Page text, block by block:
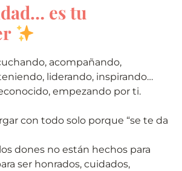
es tu
acompañando,
liderando, inspirando…
empezando por ti.
con todo solo porque “se te da
dones no están hechos para
ser honrados, cuidados,